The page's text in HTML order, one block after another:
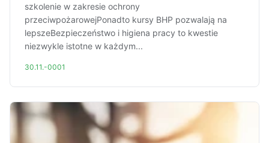
szkolenie w zakresie ochrony
przeciwpożarowejPonadto kursy BHP pozwalają na
lepszeBezpieczeństwo i higiena pracy to kwestie
niezwykle istotne w każdym...
30.11.-0001